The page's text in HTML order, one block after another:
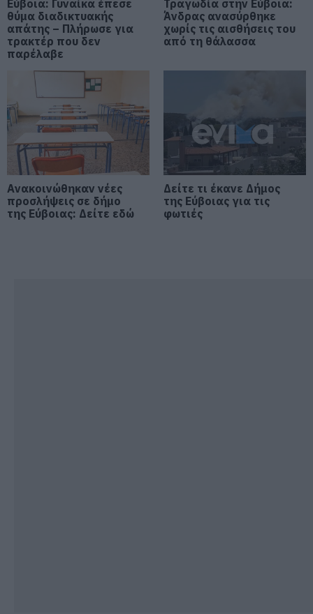
Νέο επίδομα 600 ευρώ για
σπουδαστές: Οι δικαιούχοι
07.08.2026 | 19:00
Αυτός ο δήμος της Εύβοιας πάει
στα δικαστήρια για τις
ανεμογεννήτριες
07.08.2026 | 18:40
Τραγική κατάληξη είχε η
θαλάσσια εκδρομή για 57χρονο
τουρίστα
07.08.2026 | 18:20
Εύβοια: Γυναίκα έπεσε
θύμα διαδικτυακής
απάτης – Πλήρωσε για
τρακτέρ που δεν
παρέλαβε
Τραγωδία στην Εύβοια:
Άνδρας ανασύρθηκε
χωρίς τις αισθήσεις του
από τη θάλασσα
Ανακοινώθηκαν νέες
προσλήψεις σε δήμο
της Εύβοιας: Δείτε εδώ
Δείτε τι έκανε Δήμος
της Εύβοιας για τις
φωτιές